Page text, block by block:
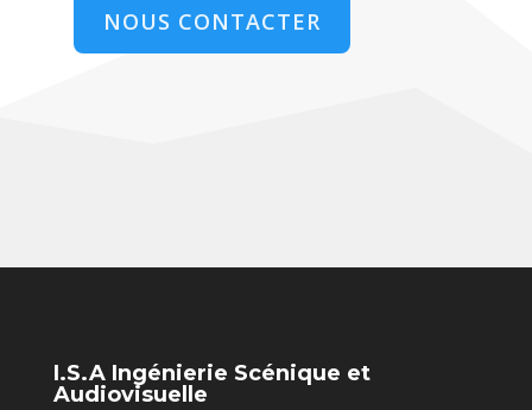
NOUS CONTACTER
I.S.A Ingénierie Scénique et
Audiovisuelle